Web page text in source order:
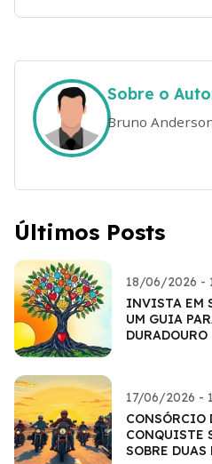
Sobre o
Bruno
Últimos Posts
18/06/2026 -
INVISTA EM
UM GUIA
DURADOURO
17/06/2026 -
CONSÓRCIO
CONQUISTE
SOBRE DUAS